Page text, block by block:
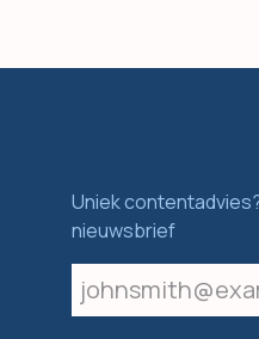
Uniek
nieuwsbrief